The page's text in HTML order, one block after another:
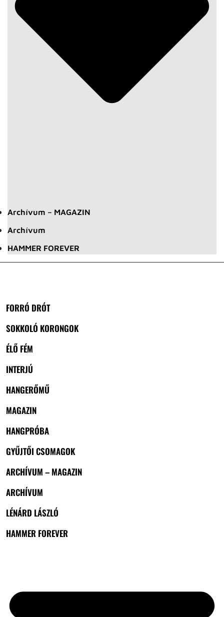
Archívum – MAGAZIN
Archívum
HAMMER FOREVER
FORRÓ DRÓT
SOKKOLÓ KORONGOK
ÉLŐ FÉM
INTERJÚ
HANGERŐMŰ
MAGAZIN
HANGPRÓBA
GYŰJTŐI CSOMAGOK
ARCHÍVUM – MAGAZIN
ARCHÍVUM
LÉNÁRD LÁSZLÓ
HAMMER FOREVER